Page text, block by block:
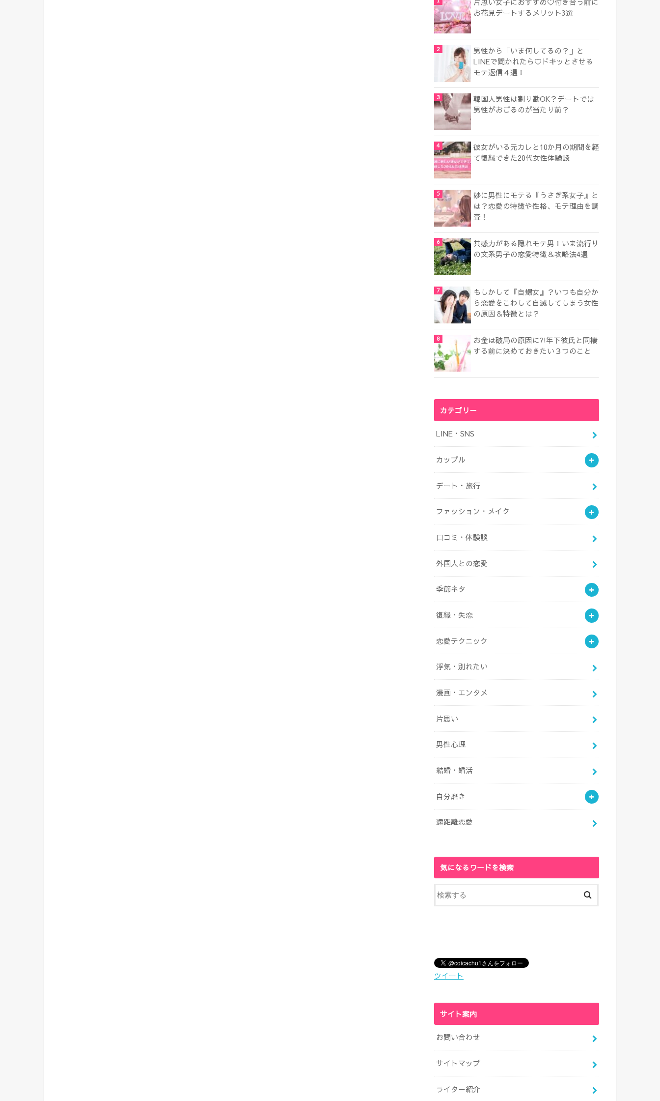
片思い女子におすすめ♡付き合う前に
お花見デートするメリット3選
男性から「いま何してるの？」と
LINEで聞かれたら♡ドキッとさせる
モテ返信４選！
韓国人男性は割り勘OK？デートでは
男性がおごるのが当たり前？
彼女がいる元カレと10か月の期間を経
て復縁できた20代女性体験談
妙に男性にモテる『うさぎ系女子』と
は？恋愛の特徴や性格、モテ理由を調
査！
共感力がある隠れモテ男！いま流行り
の文系男子の恋愛特徴＆攻略法4選
もしかして『自爆女』？いつも自分か
ら恋愛をこわして自滅してしまう女性
の原因＆特徴とは？
お金は破局の原因に?!年下彼氏と同棲
する前に決めておきたい３つのこと
カテゴリー
LINE・SNS
カップル
デート・旅行
ファッション・メイク
口コミ・体験談
外国人との恋愛
季節ネタ
復縁・失恋
恋愛テクニック
浮気・別れたい
漫画・エンタメ
片思い
男性心理
結婚・婚活
自分磨き
遠距離恋愛
気になるワードを検索
ツイート
サイト案内
お問い合わせ
サイトマップ
ライター紹介